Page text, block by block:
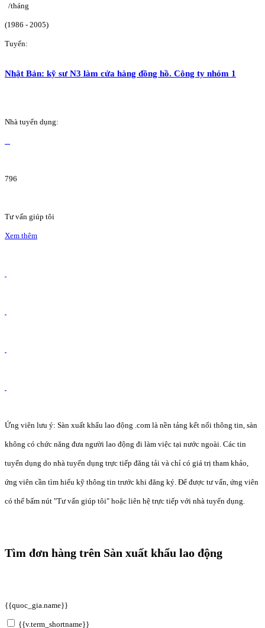
/tháng
(1986 - 2005)
Tuyển:
Nhật Bản: kỹ sư N3 làm cửa hàng đồng hồ. Công ty nhóm 1
Nhà tuyển dụng:
796
Tư vấn giúp tôi
Xem thêm
Ứng viên lưu ý: Sàn xuất khẩu lao động .com là nền tảng kết nối thông tin, sàn
không có chức năng đưa người lao động đi làm việc tại nước ngoài. Các tin
tuyển dụng do nhà tuyển dụng trực tiếp đăng tải và chỉ có giá trị tham khảo,
ứng viên cần tìm hiểu kỹ thông tin trước khi đăng ký. Để được tư vấn, ứng viên
có thể bấm nút "Tư vấn giúp tôi" hoặc liên hệ trực tiếp với nhà tuyển dụng.
Tìm đơn hàng trên Sàn xuất khẩu lao động
{{quoc_gia.name}}
{{v.term_shortname}}